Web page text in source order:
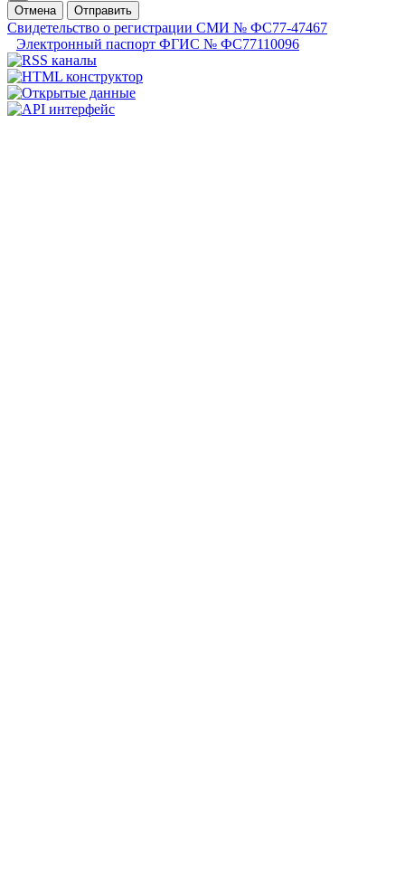
Отмена
Отправить
Свидетельство о регистрации СМИ № ФС77-47467
Электронный паспорт ФГИС № ФС77110096